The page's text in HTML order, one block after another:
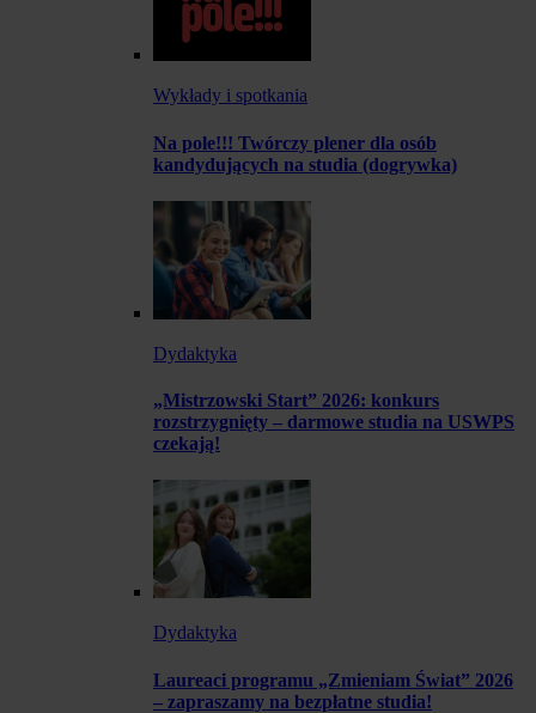
Wykłady i spotkania
Na pole!!! Twórczy plener dla osób
kandydujących na studia (dogrywka)
Dydaktyka
„Mistrzowski Start” 2026: konkurs
rozstrzygnięty – darmowe studia na USWPS
czekają!
Dydaktyka
Laureaci programu „Zmieniam Świat” 2026
– zapraszamy na bezpłatne studia!